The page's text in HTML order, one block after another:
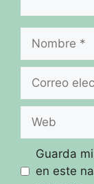
electrónico
Guarda
en este